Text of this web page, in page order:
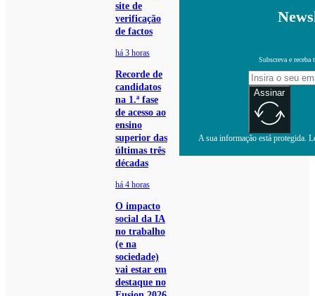
site de
verificação
de factos
há 3 horas
Recorde de
candidatos
na 1.ª fase
de acesso ao
ensino
superior das
últimas três
décadas
há 4 horas
O impacto
social da IA
no trabalho
(e na
sociedade)
vai estar em
destaque no
Subscreva e receba
Assinar
A sua informação está protegida.